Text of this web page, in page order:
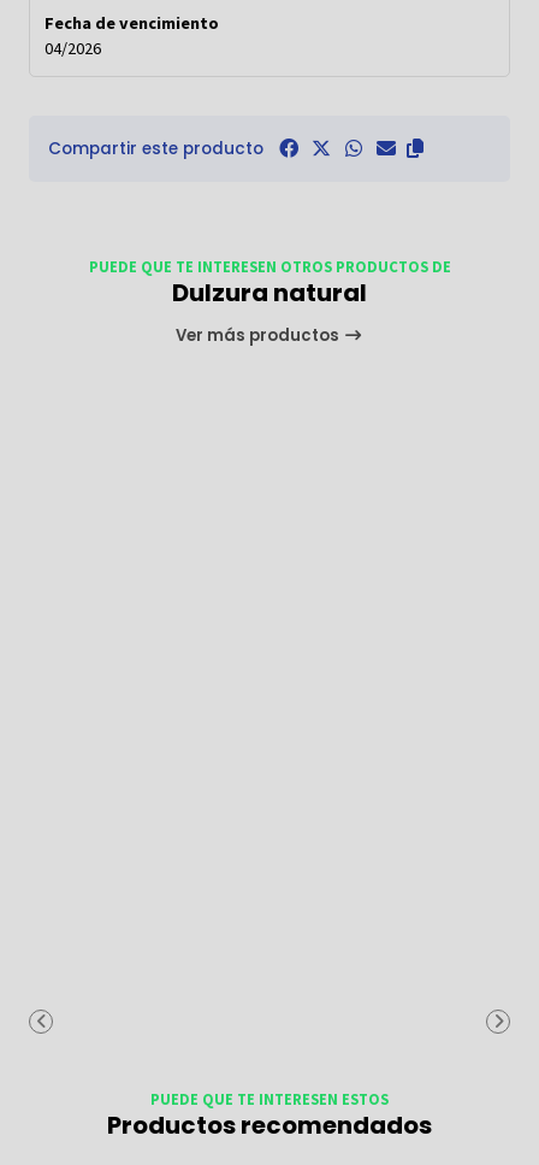
Fecha de vencimiento
04/2026
Compartir este producto
PUEDE QUE TE INTERESEN OTROS PRODUCTOS DE
Dulzura natural
Ver más productos
PUEDE QUE TE INTERESEN ESTOS
Productos recomendados